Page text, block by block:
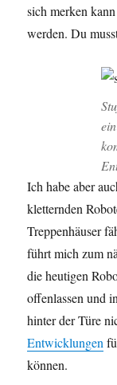
sich merken
werden. Du
Ich habe aber
kletternden
Treppenhäuser
führt mich zum
die heutigen
offenlassen und
hinter der Türe
Entwicklungen
können.